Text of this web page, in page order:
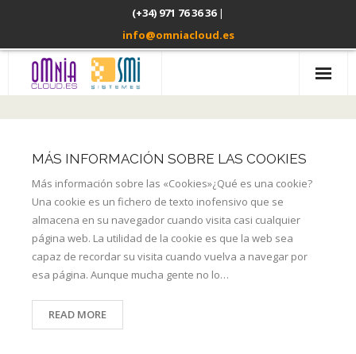
(+34) 971 76 36 36|
info@omniacloud.es
Omnia Safe
Usted elige
Contacto
MÁS INFORMACIÓN SOBRE LAS COOKIES
Más información sobre las «Cookies»¿Qué es una cookie?
Una cookie es un fichero de texto inofensivo que se
almacena en su navegador cuando visita casi cualquier
página web. La utilidad de la cookie es que la web sea
capaz de recordar su visita cuando vuelva a navegar por
esa página. Aunque mucha gente no lo…
READ MORE